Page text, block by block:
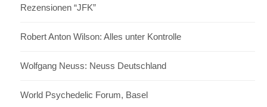
Rezensionen “JFK”
Robert Anton Wilson: Alles unter Kontrolle
Wolfgang Neuss: Neuss Deutschland
World Psychedelic Forum, Basel